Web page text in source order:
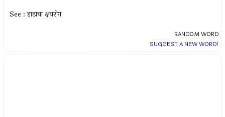
See : हाडाचा क्षयरोग
RANDOM WORD
SUGGEST A NEW WORD!